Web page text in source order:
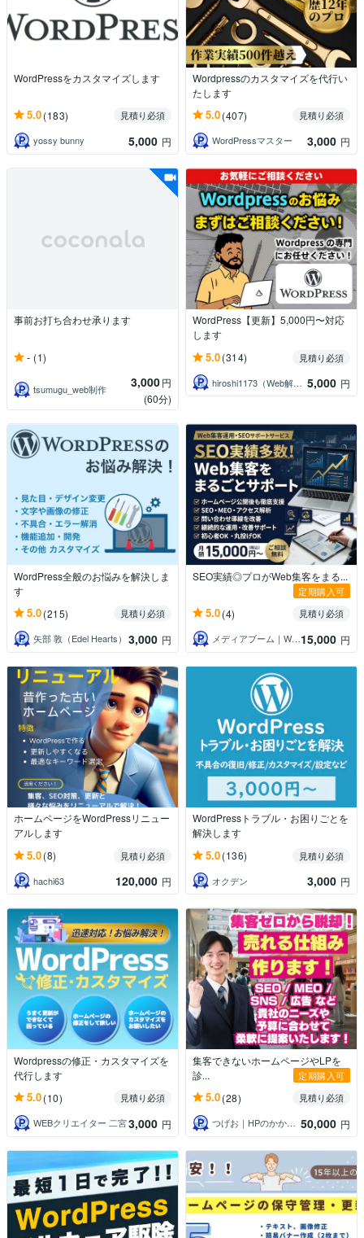
WordPressをカスタマイズします
5.0(183)
見積り必須
yossy bunny
5,000 円
Wordpressのカスタマイズを代行い
たします
5.0(407)
見積り必須
WordPressマスター
3,000 円
事前お打ち合わせ承ります
- (1)
tsumugu_web制作 3,000円
(60分)
WordPress【更新】5,000円〜対応
します
5.0(314)
見積り必須
hiroshi1173（Web解析士）
5,000 円
WordPress全般のお悩みを解決しま
す
5.0(215)
見積り必須
矢部 敦（Edel Hearts） 3,000 円
SEO実績◎プロがWeb集客をまる...
定期購入可
5.0(4)
見積り必須
メディアブーム｜Web集客の専門家15,000 円
ホームページをWordPressリニュー
アルします
5.0(8)
見積り必須
hachi63
120,000 円
WordPressトラブル・お困りごとを
解決します
5.0(136)
見積り必須
オクデン
3,000 円
Wordpressの修正・カスタマイズを
代行します
5.0(10)
見積り必須
WEBクリエイター 二宮3,000 円
集客できないホームページやLPを
診...
定期購入可
5.0(28)
見積り必須
つげお｜HPのかかりつけ医実績500件超 50,000 円